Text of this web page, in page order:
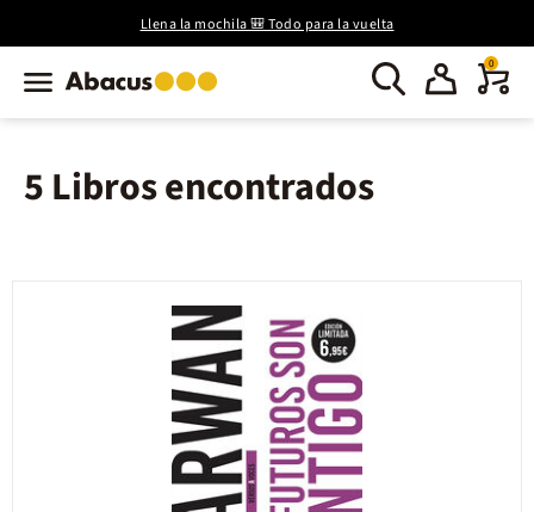
Llena la mochila 🎒 Todo para la vuelta
0
5 Libros encontrados